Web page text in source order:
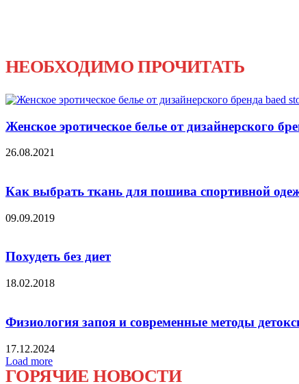
НЕОБХОДИМО ПРОЧИТАТЬ
Женское эротическое белье от дизайнерского
26.08.2021
Как выбрать ткань для пошива спортивной
09.09.2019
Похудеть без диет
18.02.2018
Физиология запоя и современные методы
17.12.2024
Load more
ГОРЯЧИЕ НОВОСТИ